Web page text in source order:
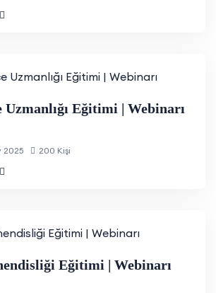
Uzmanlığı Eğitimi | Webinarı
2025 200 Kişi
Eğitimi | Webinarı